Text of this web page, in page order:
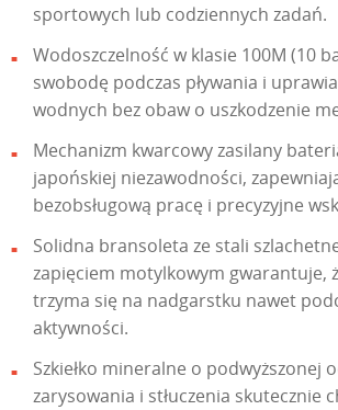
sportowych lub codziennych zadań.
Wodoszczelność w klasie 100M (10
swobodę podczas pływania i
wodnych bez obaw o uszkodzenie
Mechanizm kwarcowy zasilany
japońskiej niezawodności,
bezobsługową pracę i precyzyjne
Solidna bransoleta ze stali
zapięciem motylkowym gwarantuje,
trzyma się na nadgarstku nawet
aktywności.
Szkiełko mineralne o podwyższonej
zarysowania i stłuczenia skutecznie